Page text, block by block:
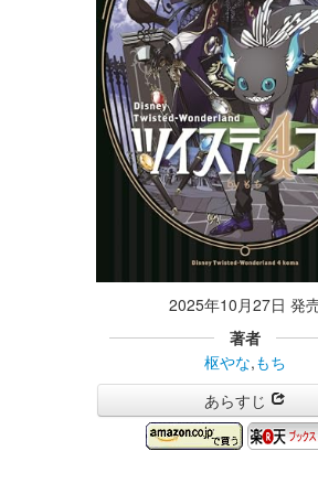
2025年10月27日 発
著者
枢やな,もち
あらすじ